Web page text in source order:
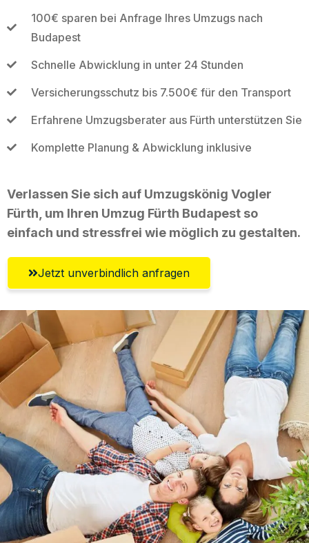
100€ sparen bei Anfrage Ihres Umzugs nach
Budapest
Schnelle Abwicklung in unter 24 Stunden
Versicherungsschutz bis 7.500€ für den Transport
Erfahrene Umzugsberater aus Fürth unterstützen Sie
Komplette Planung & Abwicklung inklusive
Verlassen Sie sich auf Umzugskönig Vogler
Fürth, um Ihren Umzug Fürth Budapest so
einfach und stressfrei wie möglich zu gestalten.
Jetzt unverbindlich anfragen